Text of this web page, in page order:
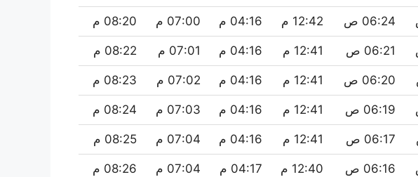
06:24 ص 12:42 م 04:16 م 07:00 م 08:20 م
06:21 ص 12:41 م 04:16 م 07:01 م 08:22 م
06:20 ص 12:41 م 04:16 م 07:02 م 08:23 م
06:19 ص 12:41 م 04:16 م 07:03 م 08:24 م
06:17 ص 12:41 م 04:16 م 07:04 م 08:25 م
06:16 ص 12:40 م 04:17 م 07:04 م 08:26 م